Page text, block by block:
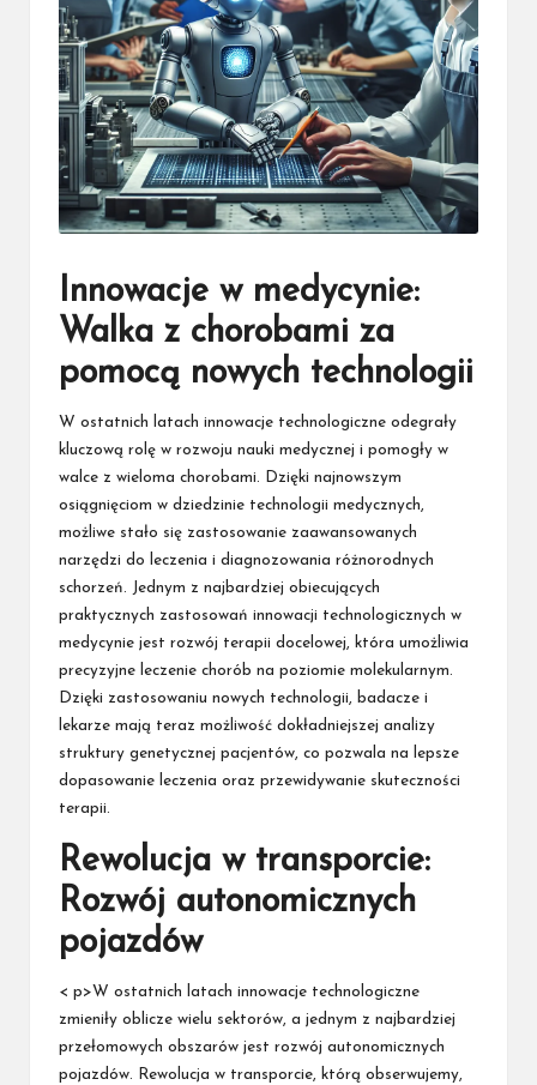
Innowacje w medycynie:
Walka z chorobami za
pomocą nowych technologii
W ostatnich latach innowacje technologiczne odegrały
kluczową rolę w rozwoju nauki medycznej i pomogły w
walce z wieloma chorobami. Dzięki najnowszym
osiągnięciom w dziedzinie technologii medycznych,
możliwe stało się zastosowanie zaawansowanych
narzędzi do leczenia i diagnozowania różnorodnych
schorzeń. Jednym z najbardziej obiecujących
praktycznych zastosowań innowacji technologicznych w
medycynie jest rozwój terapii docelowej, która umożliwia
precyzyjne leczenie chorób na poziomie molekularnym.
Dzięki zastosowaniu nowych technologii, badacze i
lekarze mają teraz możliwość dokładniejszej analizy
struktury genetycznej pacjentów, co pozwala na lepsze
dopasowanie leczenia oraz przewidywanie skuteczności
terapii.
Rewolucja w transporcie:
Rozwój autonomicznych
pojazdów
< p>W ostatnich latach innowacje technologiczne
zmieniły oblicze wielu sektorów, a jednym z najbardziej
przełomowych obszarów jest rozwój autonomicznych
pojazdów. Rewolucja w transporcie, którą obserwujemy,